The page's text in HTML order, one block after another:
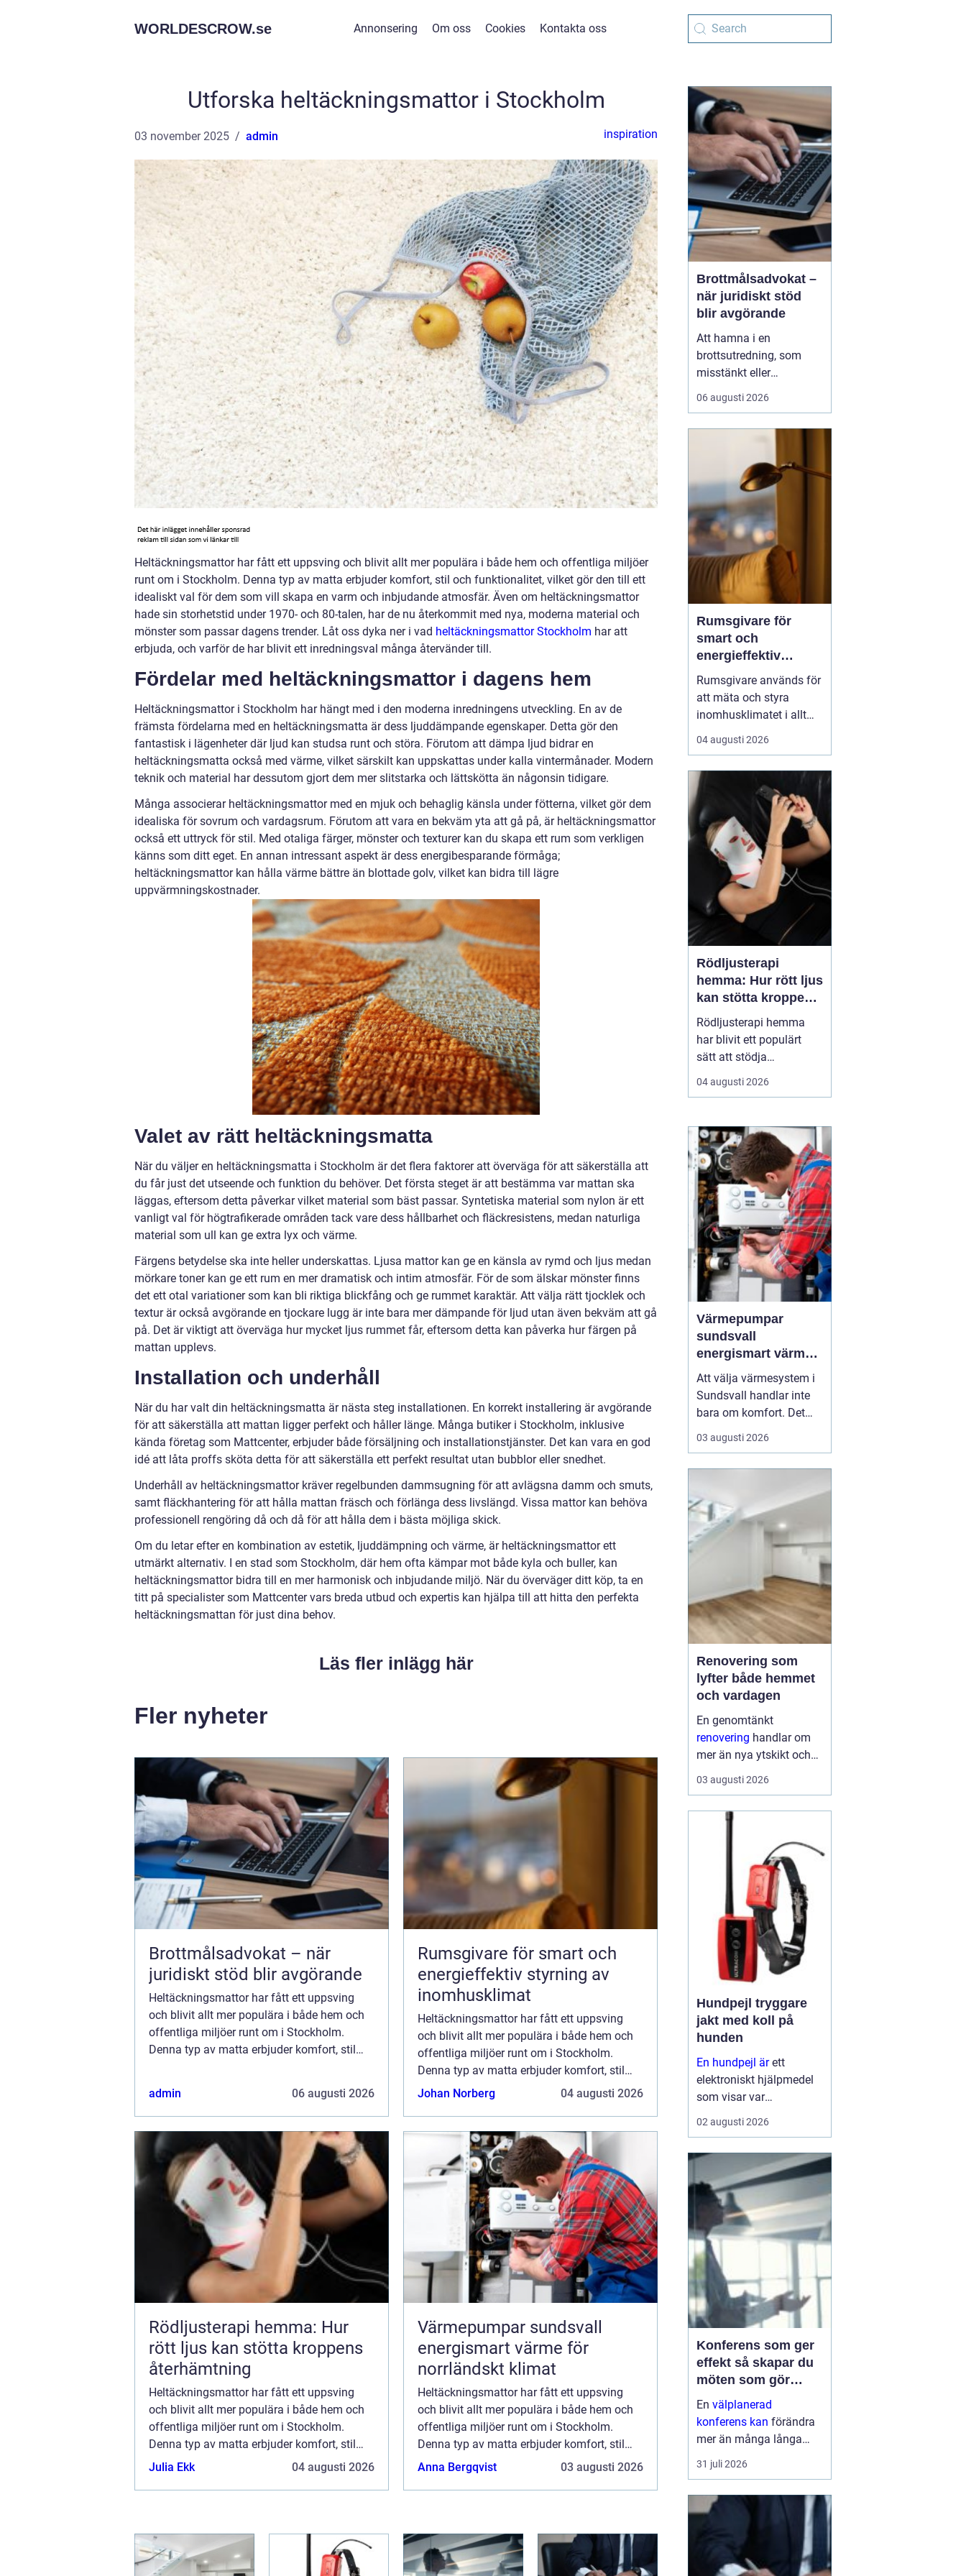
WORLDESCROW.se Annonsering Om oss Cookies Kontakta oss
Utforska heltäckningsmattor i Stockholm
03 november 2025 admin inspiration
Heltäckningsmattor har fått ett uppsving och blivit allt mer populära i både hem och offentliga miljöer
runt om i Stockholm. Denna typ av matta erbjuder komfort, stil och funktionalitet, vilket gör den till ett
idealiskt val för dem som vill skapa en varm och inbjudande atmosfär. Även om heltäckningsmattor
hade sin storhetstid under 1970- och 80-talen, har de nu återkommit med nya, moderna material och
mönster som passar dagens trender. Låt oss dyka ner i vad heltäckningsmattor Stockholm har att
erbjuda, och varför de har blivit ett inredningsval många återvänder till.
Fördelar med heltäckningsmattor i dagens hem
Heltäckningsmattor i Stockholm har hängt med i den moderna inredningens utveckling. En av de
främsta fördelarna med en heltäckningsmatta är dess ljuddämpande egenskaper. Detta gör den
fantastisk i lägenheter där ljud kan studsa runt och störa. Förutom att dämpa ljud bidrar en
heltäckningsmatta också med värme, vilket särskilt kan uppskattas under kalla vintermånader. Modern
teknik och material har dessutom gjort dem mer slitstarka och lättskötta än någonsin tidigare.
Många associerar heltäckningsmattor med en mjuk och behaglig känsla under fötterna, vilket gör dem
idealiska för sovrum och vardagsrum. Förutom att vara en bekväm yta att gå på, är heltäckningsmattor
också ett uttryck för stil. Med otaliga färger, mönster och texturer kan du skapa ett rum som verkligen
känns som ditt eget. En annan intressant aspekt är dess energibesparande förmåga;
heltäckningsmattor kan hålla värme bättre än blottade golv, vilket kan bidra till lägre
uppvärmningskostnader.
Valet av rätt heltäckningsmatta
När du väljer en heltäckningsmatta i Stockholm är det flera faktorer att överväga för att säkerställa att
du får just det utseende och funktion du behöver. Det första steget är att bestämma var mattan ska
läggas, eftersom detta påverkar vilket material som bäst passar. Syntetiska material som nylon är ett
vanligt val för högtrafikerade områden tack vare dess hållbarhet och fläckresistens, medan naturliga
material som ull kan ge extra lyx och värme.
Färgens betydelse ska inte heller underskattas. Ljusa mattor kan ge en känsla av rymd och ljus medan
mörkare toner kan ge ett rum en mer dramatisk och intim atmosfär. För de som älskar mönster finns
det ett otal variationer som kan bli riktiga blickfång och ge rummet karaktär. Att välja rätt tjocklek och
textur är också avgörande en tjockare lugg är inte bara mer dämpande för ljud utan även bekväm att gå
på. Det är viktigt att överväga hur mycket ljus rummet får, eftersom detta kan påverka hur färgen på
mattan upplevs.
Installation och underhåll
När du har valt din heltäckningsmatta är nästa steg installationen. En korrekt installering är avgörande
för att säkerställa att mattan ligger perfekt och håller länge. Många butiker i Stockholm, inklusive
kända företag som Mattcenter, erbjuder både försäljning och installationstjänster. Det kan vara en god
idé att låta proffs sköta detta för att säkerställa ett perfekt resultat utan bubblor eller snedhet.
Underhåll av heltäckningsmattor kräver regelbunden dammsugning för att avlägsna damm och smuts,
samt fläckhantering för att hålla mattan fräsch och förlänga dess livslängd. Vissa mattor kan behöva
professionell rengöring då och då för att hålla dem i bästa möjliga skick.
Om du letar efter en kombination av estetik, ljuddämpning och värme, är heltäckningsmattor ett
utmärkt alternativ. I en stad som Stockholm, där hem ofta kämpar mot både kyla och buller, kan
heltäckningsmattor bidra till en mer harmonisk och inbjudande miljö. När du överväger ditt köp, ta en
titt på specialister som Mattcenter vars breda utbud och expertis kan hjälpa till att hitta den perfekta
heltäckningsmattan för just dina behov.
Läs fler inlägg här
Fler nyheter
Brottmålsadvokat – när
juridiskt stöd blir avgörande
Heltäckningsmattor har fått ett uppsving
och blivit allt mer populära i både hem och
offentliga miljöer runt om i Stockholm.
Denna typ av matta erbjuder komfort, stil
admin 06 augusti 2026
Rumsgivare för smart och
energieffektiv styrning av
inomhusklimat
Heltäckningsmattor har fått ett uppsving
och blivit allt mer populära i både hem och
offentliga miljöer runt om i Stockholm.
Denna typ av matta erbjuder komfort, stil
och funktionalitet, vilket gör den till ett
Johan Norberg 04 augusti 2026
Rödljusterapi hemma: Hur
rött ljus kan stötta kroppens
återhämtning
Heltäckningsmattor har fått ett uppsving
och blivit allt mer populära i både hem och
offentliga miljöer runt om i Stockholm.
Denna typ av matta erbjuder komfort, stil
och funktionalitet, vilket gör den till ett
Julia Ekk 04 augusti 2026
Värmepumpar sundsvall
energismart värme för
norrländskt klimat
Heltäckningsmattor har fått ett uppsving
och blivit allt mer populära i både hem och
offentliga miljöer runt om i Stockholm.
Denna typ av matta erbjuder komfort, stil
och funktionalitet, vilket gör den till ett
Anna Bergqvist 03 augusti 2026
Brottmålsadvokat –
när juridiskt stöd
blir avgörande
Att hamna i en
brottsutredning, som
misstänkt eller
brottsoffer, vänder ofta
upp och ned på
ekonomi dyker upp
direkt. I en sådan
situation spelar en
brottmålsadvokat en
avgö...
06 augusti 2026
Rumsgivare för
smart och
energieffektiv
styrning av
inomhusklimat
Rumsgivare används för
att mäta och styra
inomhusklimatet i allt
från bostäder och kontor
till skolor, sjukhus och
kombinera enkla
sensorer med
genomtänkt reglering
kan man få jämnare te...
04 augusti 2026
Rödljusterapi
hemma: Hur rött ljus
kan stötta kroppens
återhämtning
Rödljusterapi hemma
har blivit ett populärt
sätt att stödja
återhämtning, hudhälsa
och sömn utan
behandlingar. Metoden
bygger på kontrollerad
exponering för rött och
n&...
04 augusti 2026
Värmepumpar
sundsvall
energismart värme
för norrländskt
klimat
Att välja värmesystem i
Sundsvall handlar inte
bara om komfort. Det
påverkar ekonomin,
miljön och husets
moderna värmepumpar
kombinerar låg
energiförbrukning med
trygg värme året runt.
03 augusti 2026
Renovering som
lyfter både hemmet
och vardagen
En genomtänkt
renovering handlar om
mer än nya ytskikt och
trendiga färger. När
arbetet planeras väl kan
energikostnaderna
minska och vardagen
fungera bättre. Smarta
val i början...
03 augusti 2026
Hundpejl tryggare
jakt med koll på
hunden
En hundpejl ärett
elektroniskt hjälpmedel
som visar var
jakthunden befinner sig i
realtid. Halsbandet på
med en handenhet eller
app, ofta via gps och
mobilnät, så att
hundföra...
02 augusti 2026
Konferens som ger
effekt så skapar du
möten som gör
skillnad
En välplanerad
konferens kan förändra
mer än många långa
mejltrådar och digitala
möten tillsammans. När
en tydlig riktning och
eller flera dagar, händer
31 juli 2026